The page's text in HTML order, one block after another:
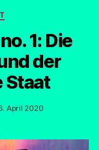
1: Die
der
Staat
April 2020